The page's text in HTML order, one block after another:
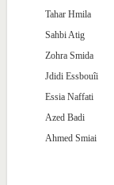
Tahar Hmila
Sahbi Atig
Zohra Smida
Jdidi Essbouîi
Essia Naffati
Azed Badi
Ahmed Smiai